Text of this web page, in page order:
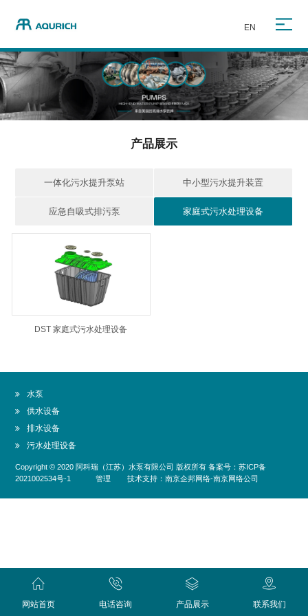
EN
产品展示
一体化污水提升泵站 中小型污水提升装置
应急自吸式排污泵 家庭式污水处理设备
DST 家庭式污水处理设备
水泵
供水设备
排水设备
污水处理设备
Copyright © 2020 阿科瑞（江苏）水泵有限公司 版权所有 备案号：苏ICP备
2021002534号-1
管理 技术支持：南京企邦网络-南京网络公司
网站首页 电话咨询 产品展示 联系我们